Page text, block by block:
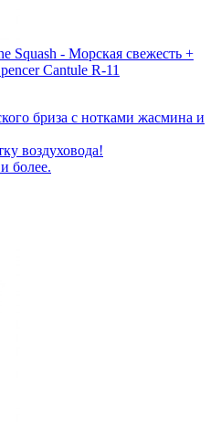
Squash - Морская свежесть +
Cantule R-11
бриза с нотками жасмина и
воздуховода!
более.